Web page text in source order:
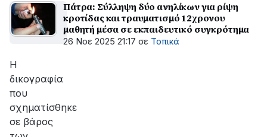
Πάτρα: Σύλληψη δύο ανηλίκων για ρίψη
κροτίδας και τραυματισμό 12χρονου
μαθητή μέσα σε εκπαιδευτικό συγκρότημα
26 Νοε 2025 21:17 σε Τοπικά
Η
δικογραφία
που
σχηματίσθηκε
σε βάρος